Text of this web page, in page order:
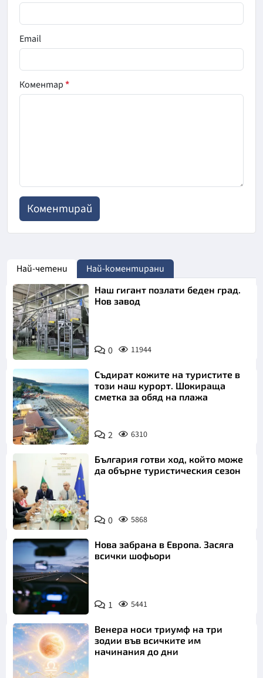
Email
Коментар*
Най-четени Най-коментирани
Наш гигант позлати беден град.
Нов завод
0 11944
Съдират кожите на туристите в
този наш курорт. Шокираща
сметка за обяд на плажа
2 6310
България готви ход, който може
да обърне туристическия сезон
0 5868
Нова забрана в Европа. Засяга
всички шофьори
1 5441
Венера носи триумф на три
зодии във всичките им
начинания до дни